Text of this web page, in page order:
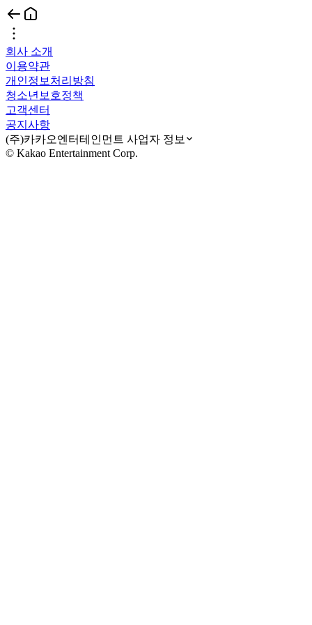
회사 소개
이용약관
개인정보처리방침
청소년보호정책
고객센터
공지사항
(주)카카오엔터테인먼트 사업자 정보
© Kakao Entertainment Corp.